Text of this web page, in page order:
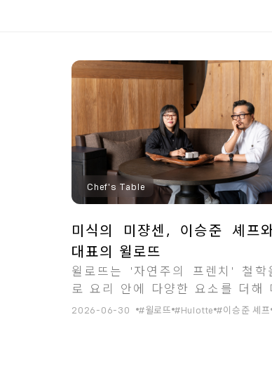
개의 결과
Chef's Table
미식의 미쟝센, 이승준 셰프
대표의 윌로뜨
윌로뜨는 '자연주의 프렌치' 철학
로 요리 안에 다양한 요소를 더해
쟝센을 만들어가고 있다.
2026-06-30 #윌로뜨 #Hulotte #이승준 셰프